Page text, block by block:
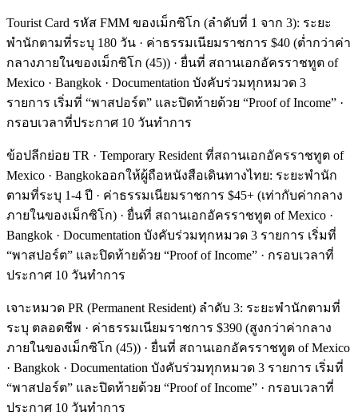
Tourist Card รหัส FMM ของเม็กซิโก (ลำดับที่ 1 จาก 3): ระยะ
พำนักตามที่ระบุ 180 วัน · ค่าธรรมเนียมราชการ $40 (ต่ำกว่าค่า
กลางภายในของเม็กซิโก (45)) · ยื่นที่ สถานเอกอัครราชทูต of
Mexico · Bangkok · Documentation บังคับร่วมทุกหมวด 3
รายการ เริ่มที่ “พาสปอร์ต” และปิดท้ายด้วย “Proof of Income” ·
กรอบเวลาที่ประกาศ 10 วันทำการ
ข้อปลีกย่อย TR · Temporary Resident ที่สถานเอกอัครราชทูต of
Mexico · Bangkokออกให้ผู้ถือหนังสือเดินทางไทย: ระยะพำนัก
ตามที่ระบุ 1-4 ปี · ค่าธรรมเนียมราชการ $45+ (เท่ากับค่ากลาง
ภายในของเม็กซิโก) · ยื่นที่ สถานเอกอัครราชทูต of Mexico ·
Bangkok · Documentation บังคับร่วมทุกหมวด 3 รายการ เริ่มที่
“พาสปอร์ต” และปิดท้ายด้วย “Proof of Income” · กรอบเวลาที่
ประกาศ 10 วันทำการ
เจาะหมวด PR (Permanent Resident) ลำดับ 3: ระยะพำนักตามที่
ระบุ ตลอดชีพ · ค่าธรรมเนียมราชการ $390 (สูงกว่าค่ากลาง
ภายในของเม็กซิโก (45)) · ยื่นที่ สถานเอกอัครราชทูต of Mexico
· Bangkok · Documentation บังคับร่วมทุกหมวด 3 รายการ เริ่มที่
“พาสปอร์ต” และปิดท้ายด้วย “Proof of Income” · กรอบเวลาที่
ประกาศ 10 วันทำการ